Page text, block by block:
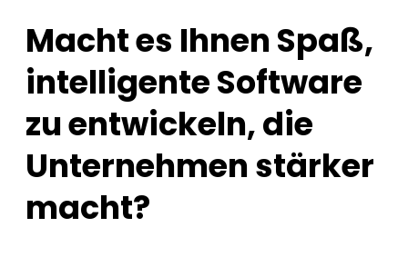
Datenschutz / Cookie-Erklärung
Videos
Macht es Ihnen Spaß,
intelligente Software
zu entwickeln, die
Unternehmen stärker
macht?